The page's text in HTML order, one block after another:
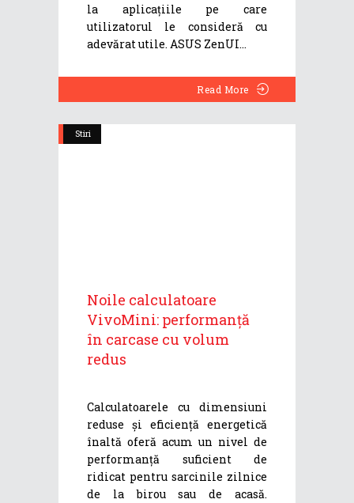
la aplicațiile pe care
utilizatorul le consideră cu
adevărat utile. ASUS ZenUI
Read More
Stiri
Noile calculatoare
VivoMini: performanță
în carcase cu volum
redus
Calculatoarele cu dimensiuni
reduse și eficiență energetică
înaltă oferă acum un nivel de
performanță suficient de
ridicat pentru sarcinile zilnice
de la birou sau de acasă.